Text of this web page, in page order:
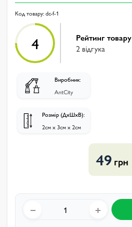
Код товару:dc-f-1
4
Рейтинг товару
2 відгука
Виробник:
AntCity
Розмір (ДхШхВ):
2см х 3см х 2см
49 грн